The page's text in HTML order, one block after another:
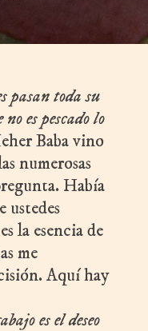
pasan toda su
es pescado lo
Baba vino
numerosas
Había
ustedes
la esencia de
me
Aquí hay
es el deseo